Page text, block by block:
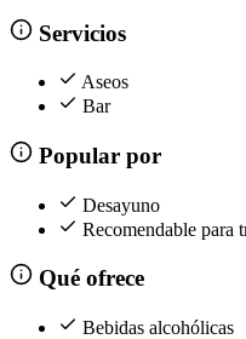
Servicios
Aseos
Bar
Popular por
Desayuno
Recomendable para
Qué ofrece
Bebidas alcohólicas